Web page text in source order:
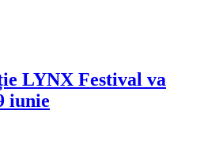
LYNX Festival va
iunie